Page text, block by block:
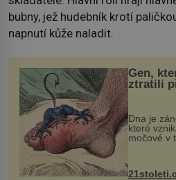
bubny, jež hudebník krotí
napnutí kůže naladit.
Gen,
ztratili
mohl
„nemoci
Dna je
které
močové v
nohou, a